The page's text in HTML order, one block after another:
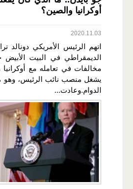
أوكرانيا والصين؟
2020.11.03
اتهم الرئيس الأمريكي دونالد
الديمقراطي في البيت الأبيض
مخالفات في تعامله مع
يشغل منصب نائب الرئيس، وهو
الدوام.وعادت...